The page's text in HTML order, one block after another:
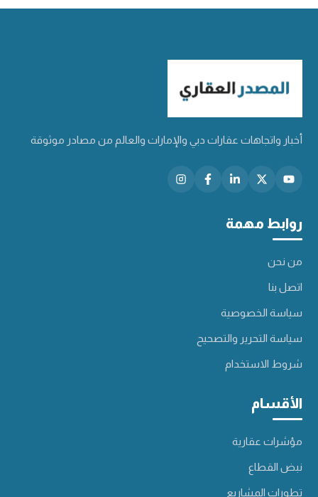
أخبار واتجاهات عقارات دبي والإمارات والعالم من مصادر موثوقة
روابط مهمة
من نحن
اتصل بنا
سياسة الخصوصية
سياسة التحرير والتصحيح
شروط الاستخدام
الأقسام
مؤشرات عقارية
نبض القطاع
تطورات المشاريع